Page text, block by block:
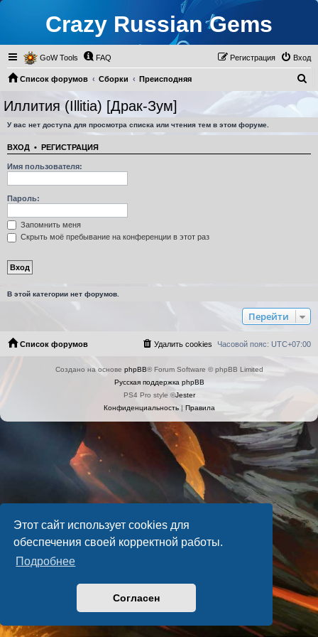
Этот сайт использует cookies для
обеспечения своей корректной работы.
Подробнее
Согласен
Crazy Russian Gems
GoW Tools FAQ Вход
Регистрация
Список форумов Сборки
Преисподняя
Иллития (Illitia) [Драк-Зум]
Иллития (Illitia) [Драк-Зум]
У вас нет доступа для просмотра списка или чтения тем в этом форуме.
ВХОД • РЕГИСТРАЦИЯ
Имя пользователя:
Пароль:
Запомнить меня
Скрыть моё пребывание на конференции в этот раз
В этой категории нет форумов.
Перейти
Список форумов Часовой пояс: UTC+07:00
Удалить cookies
Создано на основе phpBB® Forum Software © phpBB Limited
Русская поддержка phpBB
PS4 Pro style ©Jester
Конфиденциальность| Правила